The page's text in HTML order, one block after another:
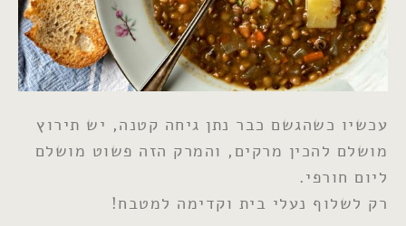
עכשיו כשהגשם כבר נתן גיחה קטנה, יש תירוץ
מושלם להכין מרקים, והמרק הזה פשוט מושלם
ליום חורפי.
רק לשלוף נעלי בית וקדימה למטבח!